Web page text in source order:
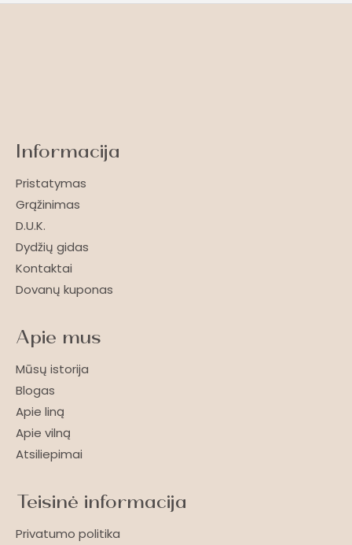
Informacija
Pristatymas
Grąžinimas
D.U.K.
Dydžių gidas
Kontaktai
Dovanų kuponas
Apie mus
Mūsų istorija
Blogas
Apie liną
Apie vilną
Atsiliepimai
Teisinė informacija
Privatumo politika